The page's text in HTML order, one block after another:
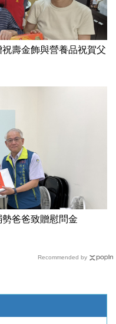
壽金飾與營養品祝賀父
爸爸致贈慰問金
Recommended by